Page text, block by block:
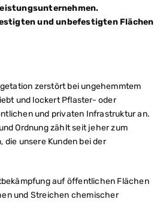
und unbefestigten Flächen
zerstört bei ungehemmtem
und lockert Pflaster- oder
und privaten Infrastruktur an.
Ordnung zählt seit jeher zum
unsere Kunden bei der
auf öffentlichen Flächen
und Streichen chemischer